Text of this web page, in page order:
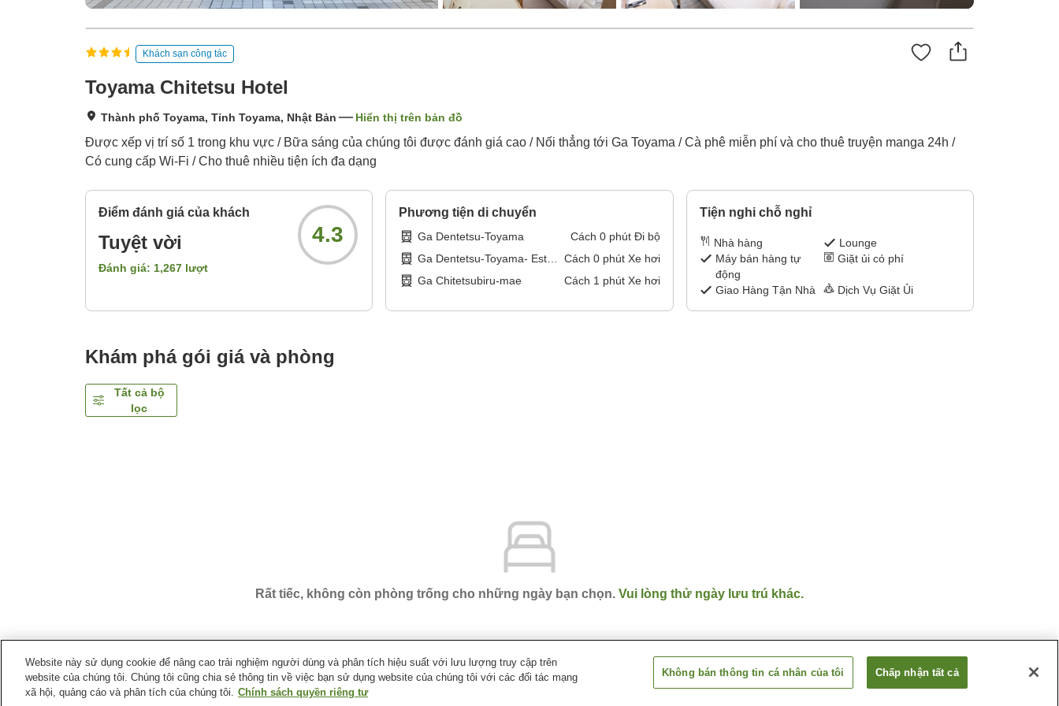
Khách sạn công tác
Toyama Chitetsu Hotel
Thành phố Toyama, Tỉnh Toyama, Nhật Bản Hiển thị trên bản đồ
Được xếp vị trí số 1 trong khu vực / Bữa sáng của chúng tôi được đánh giá cao / Nối thẳng tới Ga Toyama / Cà phê miễn phí và cho thuê truyện manga 24h /
Có cung cấp Wi-Fi / Cho thuê nhiều tiện ích đa dạng
Điểm đánh giá của khách
Tuyệt vời
Đánh giá: 1,267 lượt
4.3
Phương tiện di chuyển
Ga Dentetsu-Toyama Cách 0phút Đi bộ
Ga Dentetsu-Toyama- Esta-
mae
Cách 0phút Xe hơi
Ga Chitetsubiru-mae
Cách 1 phút Xe hơi
Tiện nghi chỗ nghỉ
Nhà hàng
Lounge
Máy bán hàng tự
động
Giặt ủi có phí
Giao Hàng Tận Nhà Dịch Vụ Giặt Ủi
Khám phá gói giá và phòng
Tất cả bộ
lọc
Rất tiếc, không còn phòng trống cho những ngày bạn chọn. Vui lòng thử ngày lưu trú khác.
Trang chủ Nhật Bản Tỉnh Toyama Thành phố Toyama Toyama Chitetsu Hotel
Website này sử dụng cookie để nâng cao trải nghiệm người dùng và phân tích hiệu suất với lưu lượng truy cập trên
website của chúng tôi. Chúng tôi cũng chia sẻ thông tin về việc bạn sử dụng website của chúng tôi với các đối tác mạng
xã hội, quảng cáo và phân tích của chúng tôi. Chính sách quyền riêng tư
Không bán thông tin cá nhân của tôi Chấp nhận tất cả